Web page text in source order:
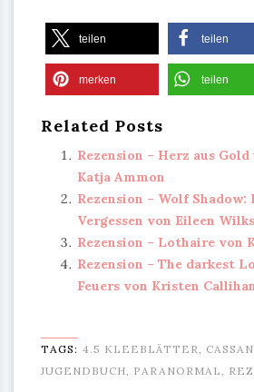
teilen teilen
merken teilen
Related Posts
Rezension – Herz aus
Katja Ammon
Rezension – Wolf Shadow:
Vergessen von Eileen
Rezension – Lothaire von
Rezension – The darkest
Feuers von Kristen
TAGS: 4.5 KLEEBLÄTTER,
JUGENDBUCH, PARANORMAL,